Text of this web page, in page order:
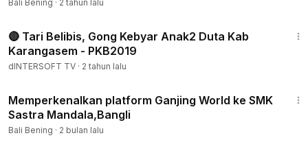
Bali Bening · 2 tahun lalu
🔴 Tari Belibis, Gong Kebyar Anak2 Duta Kab
Karangasem - PKB2019
dINTERSOFT TV · 2 tahun lalu
Memperkenalkan platform Ganjing World ke SMK
Sastra Mandala,Bangli
Bali Bening · 2 bulan lalu